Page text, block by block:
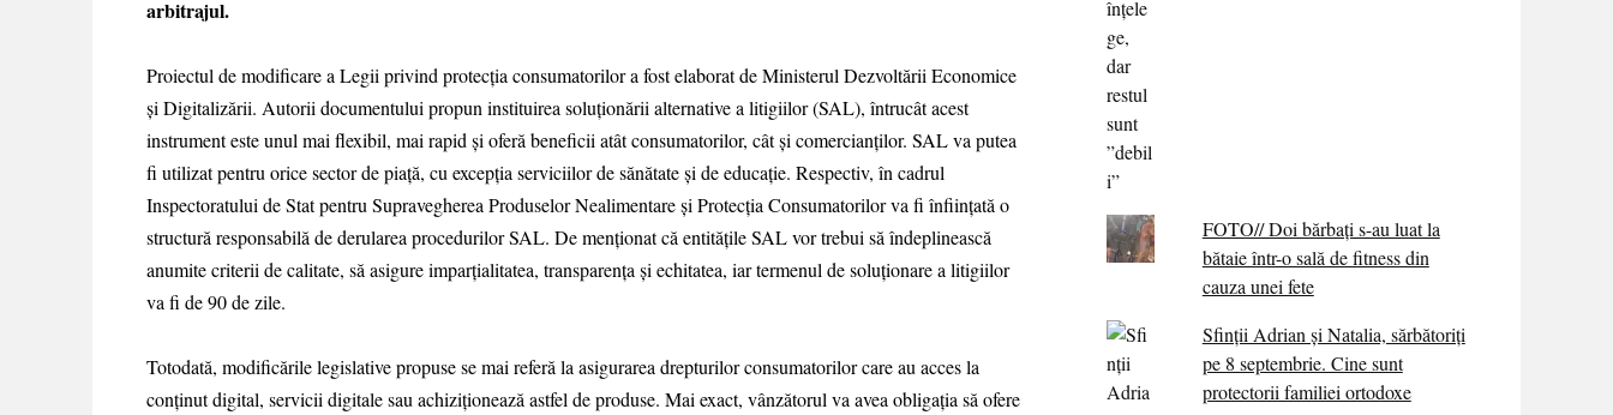
arbitrajul.
Proiectul de modificare a Legii privind protecția consumatorilor a fost elaborat de Ministerul Dezvoltării Economice
și Digitalizării. Autorii documentului propun instituirea soluționării alternative a litigiilor (SAL), întrucât acest
instrument este unul mai flexibil, mai rapid și oferă beneficii atât consumatorilor, cât și comercianților. SAL va putea
fi utilizat pentru orice sector de piață, cu excepția serviciilor de sănătate și de educație. Respectiv, în cadrul
Inspectoratului de Stat pentru Supravegherea Produselor Nealimentare și Protecția Consumatorilor va fi înființată o
structură responsabilă de derularea procedurilor SAL. De menționat că entitățile SAL vor trebui să îndeplinească
anumite criterii de calitate, să asigure imparțialitatea, transparența și echitatea, iar termenul de soluționare a litigiilor
va fi de 90 de zile.
Totodată, modificările legislative propuse se mai referă la asigurarea drepturilor consumatorilor care au acces la
conținut digital, servicii digitale sau achiziționează astfel de produse. Mai exact, vânzătorul va avea obligația să ofere
FOTO// Doi bărbați s-au luat la
bătaie într-o sală de fitness din
cauza unei fete
Sfinții Adrian și Natalia, sărbătoriți
pe 8 septembrie. Cine sunt
protectorii familiei ortodoxe